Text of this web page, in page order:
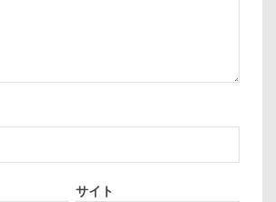
サイト